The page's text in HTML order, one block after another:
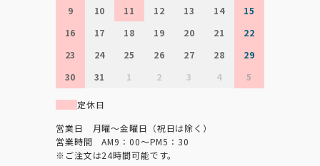
9
10 11 12 13 14
15
16
17 18 19 20 21
22
23
24 25 26 27 28
29
30
31 1 2 3 4 5
定休日
営業日 月曜～金曜日（祝日は除く）
営業時間 AM9：00～PM5：30
※ご注文は24時間可能です。